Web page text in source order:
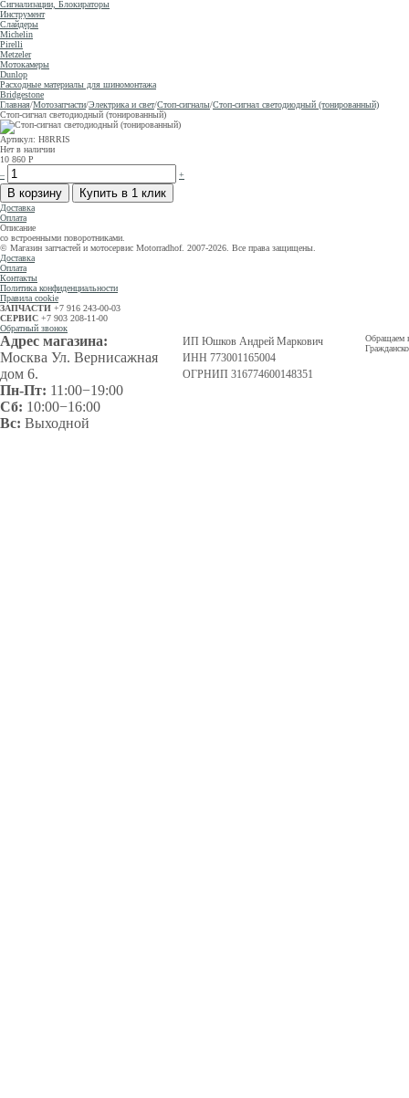
Сигнализации, Блокираторы
Инструмент
Слайдеры
Michelin
Pirelli
Metzeler
Мотокамеры
Dunlop
Расходные материалы для шиномонтажа
Bridgestone
Главная/Мотозапчасти/Электрика и свет/Стоп-сигналы/Стоп-сигнал светодиодный (тонированный)
Стоп-сигнал светодиодный (тонированный)
Артикул: H8RRIS
Нет в наличии
10 860 Р
–
+
Доставка
Оплата
Описание
со встроенными поворотниками.
© Магазин запчастей и мотосервис Motorradhof. 2007-2026. Все права защищены.
Доставка
Оплата
Контакты
Политика конфиденциальности
Правила cookie
ЗАПЧАСТИ +7 916 243-00-03
СЕРВИС +7 903 208-11-00
Обратный звонок
Адрес магазина:
Москва Ул. Вернисажная
дом 6.
Пн-Пт: 11:00−19:00
Сб: 10:00−16:00
Вс: Выходной
ИП Юшков Андрей Маркович
ИНН 773001165004
ОГРНИП 316774600148351
Обращаем